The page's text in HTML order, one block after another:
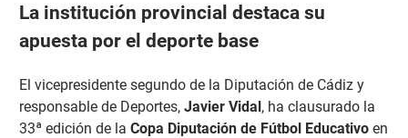
La institución provincial destaca su
apuesta por el deporte base
El vicepresidente segundo de la Diputación de Cádiz y
responsable de Deportes, Javier Vidal, ha clausurado la
33ª edición de la Copa Diputación de Fútbol Educativoen